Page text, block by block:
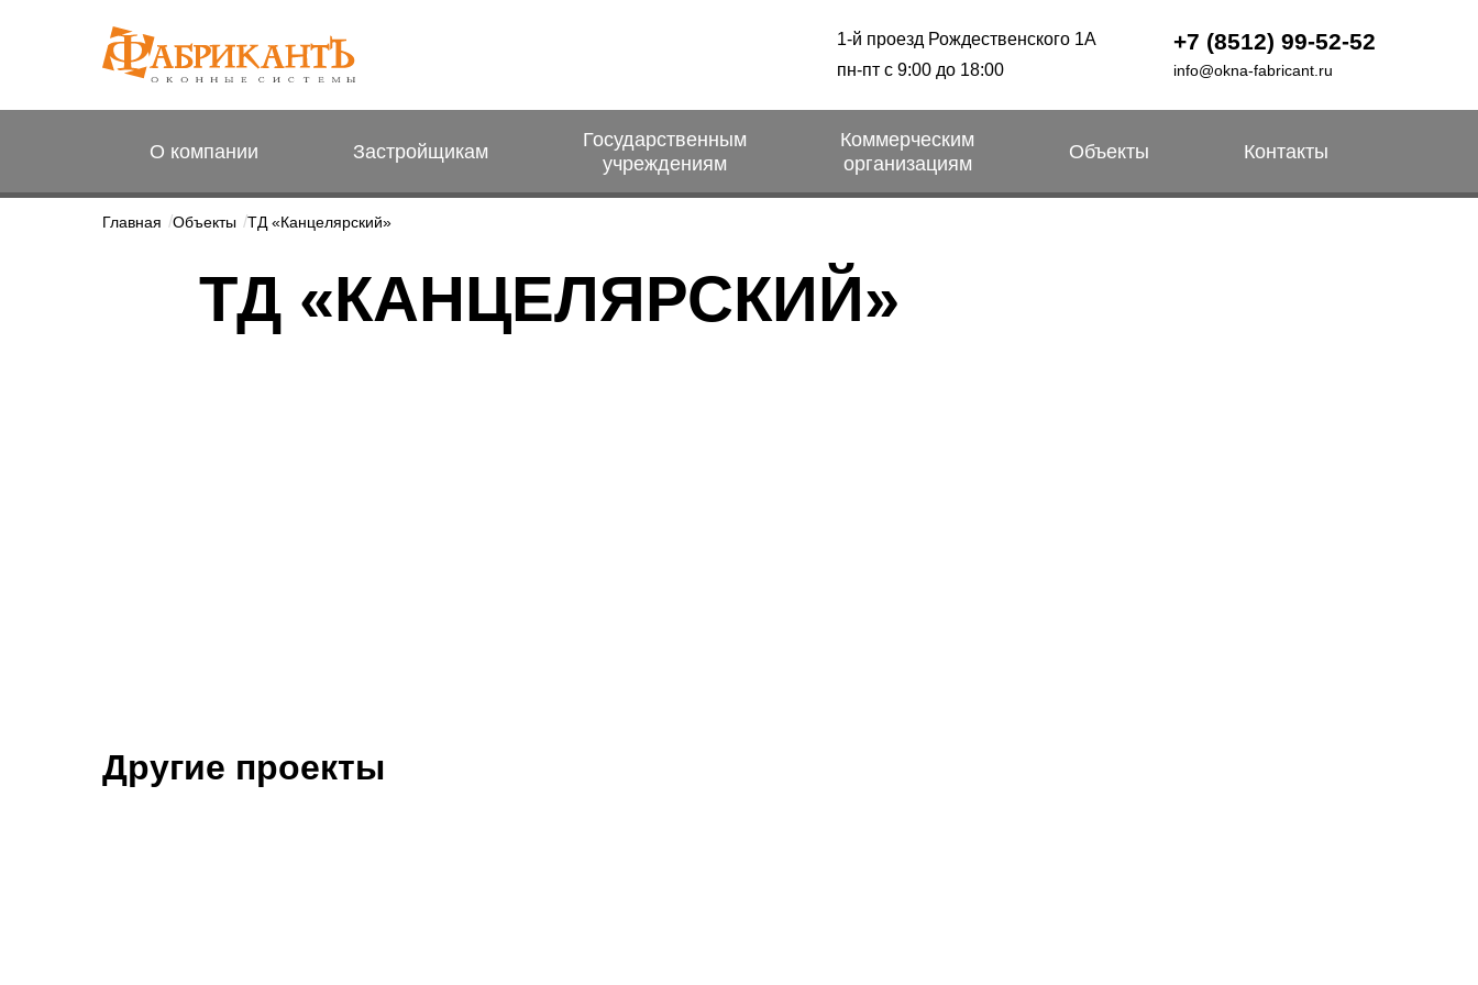
1-й проезд Рождественского 1А
пн-пт с 9:00 до 18:00
+7 (8512) 99-52-52
info@okna-fabricant.ru
О компании Застройщикам
Государственным
учреждениям
Коммерческим
организациям
Объекты Контакты
Главная Объекты ТД «Канцелярский»
ТД «КАНЦЕЛЯРСКИЙ»
Другие проекты